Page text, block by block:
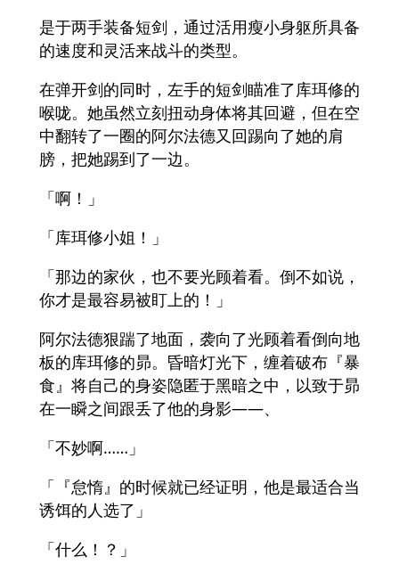
是于两手装备短剑，通过活用瘦小身躯所具备
的速度和灵活来战斗的类型。
在弹开剑的同时，左手的短剑瞄准了库珥修的
喉咙。她虽然立刻扭动身体将其回避，但在空
中翻转了一圈的阿尔法德又回踢向了她的肩
膀，把她踢到了一边。
「啊！」
「库珥修小姐！」
「那边的家伙，也不要光顾着看。倒不如说，
你才是最容易被盯上的！」
阿尔法德狠踹了地面，袭向了光顾着看倒向地
板的库珥修的昴。昏暗灯光下，缠着破布『暴
食』将自己的身姿隐匿于黑暗之中，以致于昴
在一瞬之间跟丢了他的身影――、
「不妙啊……」
「『怠惰』的时候就已经证明，他是最适合当
诱饵的人选了」
「什么！？」